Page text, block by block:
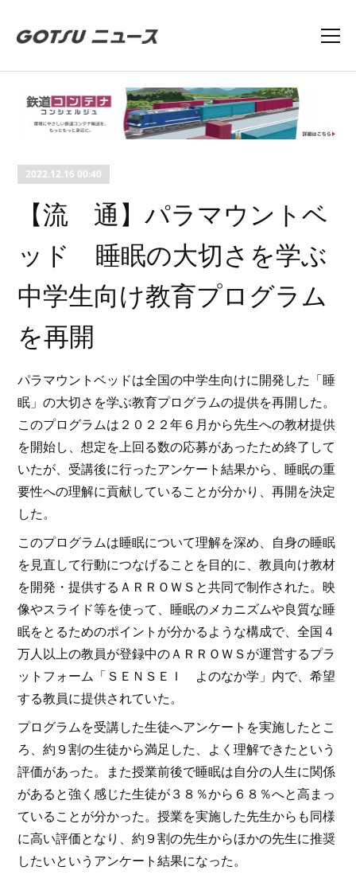
2022.12.16 00:40
【流 通】パラマウントベ
ッド 睡眠の大切さを学ぶ
中学生向け教育プログラム
を再開
パラマウントベッドは全国の中学生向けに開発した「睡
眠」の大切さを学ぶ教育プログラムの提供を再開した。
このプログラムは２０２２年６月から先生への教材提供
を開始し、想定を上回る数の応募があったため終了して
いたが、受講後に行ったアンケート結果から、睡眠の重
要性への理解に貢献していることが分かり、再開を決定
した。
このプログラムは睡眠について理解を深め、自身の睡眠
を見直して行動につなげることを目的に、教員向け教材
を開発・提供するＡＲＲＯＷＳと共同で制作された。映
像やスライド等を使って、睡眠のメカニズムや良質な睡
眠をとるためのポイントが分かるような構成で、全国４
万人以上の教員が登録中のＡＲＲＯＷＳが運営するプラ
ットフォーム「ＳＥＮＳＥＩ よのなか学」内で、希望
する教員に提供されていた。
プログラムを受講した生徒へアンケートを実施したとこ
ろ、約９割の生徒から満足した、よく理解できたという
評価があった。また授業前後で睡眠は自分の人生に関係
があると強く感じた生徒が３８％から６８％へと高まっ
ていることが分かった。授業を実施した先生からも同様
に高い評価となり、約９割の先生からほかの先生に推奨
したいというアンケート結果になった。